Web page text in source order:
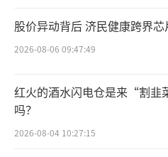
事实上，威士忌与
并非只停留在进口数
现，广东、福建原来
开始松动，都增加了对
此前未涉足威士忌
股价异动背后 济民健康跨界芯
2026-08-06 09:47:49
红火的酒水闪电仓是来“割韭
吗？
2026-08-04 10:27:15